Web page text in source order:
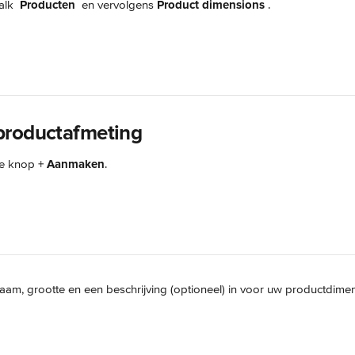
Producten en vervolgens Product dimensions .
knop + Aanmaken.
grootte en een beschrijving (optioneel) in voor uw